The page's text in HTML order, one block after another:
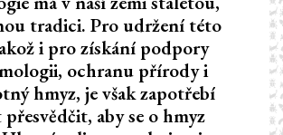
tradici. Pro udržení této
i pro získání podpory
ochranu přírody i
hmyz, je však zapotřebí
aby se o hmyz